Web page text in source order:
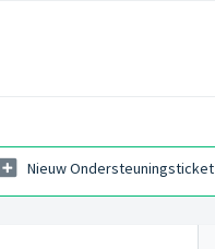
Nieuw Ondersteuningsticket